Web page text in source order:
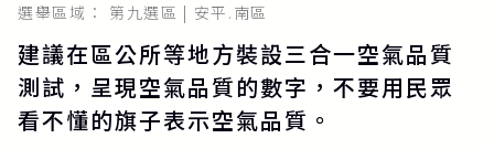
選舉區域： 第九選區 | 安平.南區
建議在區公所等地方裝設三合一空氣品質
測試，呈現空氣品質的數字，不要用民眾
看不懂的旗子表示空氣品質。